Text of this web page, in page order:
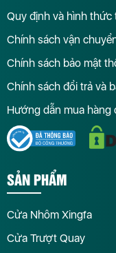
Quy định và hình thức
Chính sách vận
Chính sách bảo mật
Chính sách đổi trả và
Hướng dẫn mua hàng
SẢN PHẨM
Cửa Nhôm Xingfa
Cửa Trượt Quay